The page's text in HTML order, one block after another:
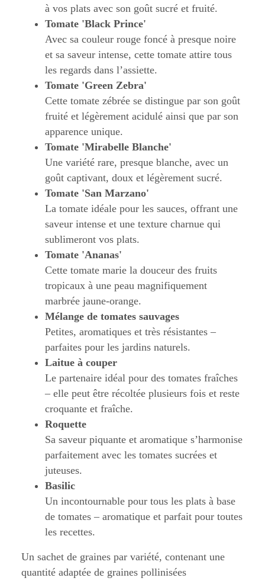
à vos plats avec son goût sucré et fruité.
Tomate 'Black Prince'
Avec sa couleur rouge foncé à presque noire
et sa saveur intense, cette tomate attire tous
les regards dans l’assiette.
Tomate 'Green Zebra'
Cette tomate zébrée se distingue par son goût
fruité et légèrement acidulé ainsi que par son
apparence unique.
Tomate 'Mirabelle Blanche'
Une variété rare, presque blanche, avec un
goût captivant, doux et légèrement sucré.
Tomate 'San Marzano'
La tomate idéale pour les sauces, offrant une
saveur intense et une texture charnue qui
sublimeront vos plats.
Tomate 'Ananas'
Cette tomate marie la douceur des fruits
tropicaux à une peau magnifiquement
marbrée jaune-orange.
Mélange de tomates sauvages
Petites, aromatiques et très résistantes –
parfaites pour les jardins naturels.
Laitue à couper
Le partenaire idéal pour des tomates fraîches
– elle peut être récoltée plusieurs fois et reste
croquante et fraîche.
Roquette
Sa saveur piquante et aromatique s’harmonise
parfaitement avec les tomates sucrées et
juteuses.
Basilic
Un incontournable pour tous les plats à base
de tomates – aromatique et parfait pour toutes
les recettes.
Un sachet de graines par variété, contenant une
quantité adaptée de graines pollinisées